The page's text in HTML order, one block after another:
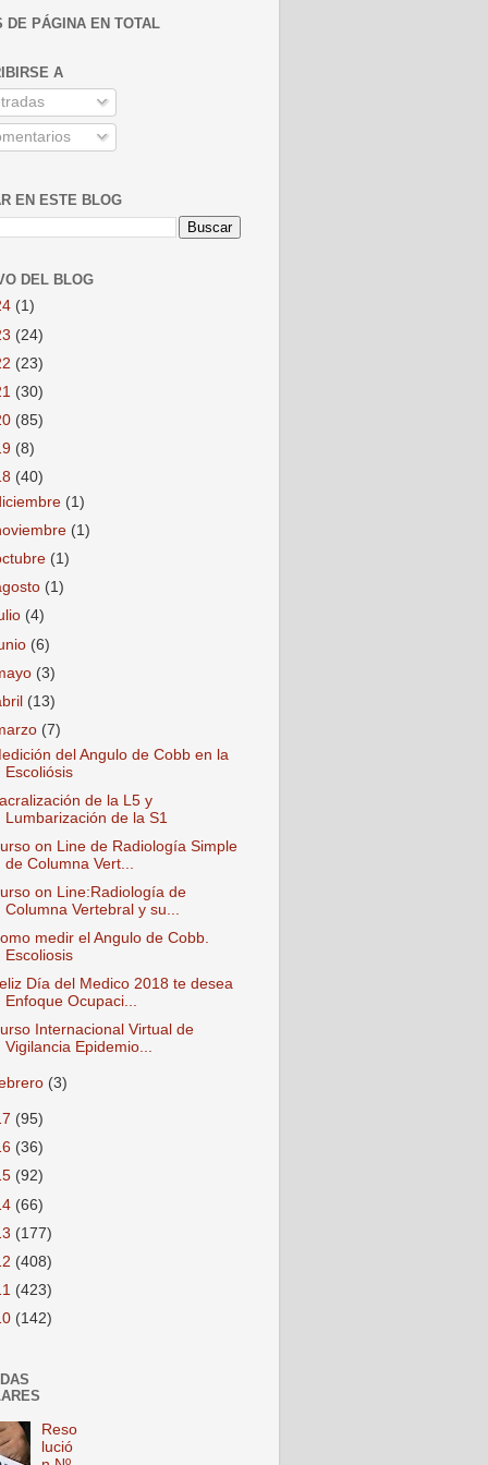
DE PÁGINA EN TOTAL
A
EN ESTE BLOG
DEL BLOG
(1)
(24)
(23)
(30)
(85)
(8)
(40)
(1)
(1)
(1)
(1)
(4)
(6)
(3)
(13)
(7)
del Angulo de Cobb en la
Escoliósis
de la L5 y
Lumbarización de la S1
on Line de Radiología Simple
de Columna Vert...
on Line:Radiología de
Columna Vertebral y su...
medir el Angulo de Cobb.
Escoliosis
Día del Medico 2018 te desea
Enfoque Ocupaci...
Internacional Virtual de
Vigilancia Epidemio...
(3)
(95)
(36)
(92)
(66)
(177)
(408)
(423)
(142)
Reso
lució